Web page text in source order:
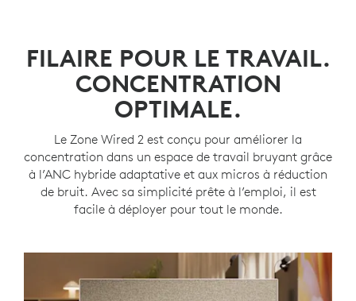
FILAIRE POUR LE TRAVAIL.
CONCENTRATION
OPTIMALE.
Le Zone Wired 2 est conçu pour améliorer la
concentration dans un espace de travail bruyant grâce
à l’ANC hybride adaptative et aux micros à réduction
de bruit. Avec sa simplicité prête à l’emploi, il est
facile à déployer pour tout le monde.